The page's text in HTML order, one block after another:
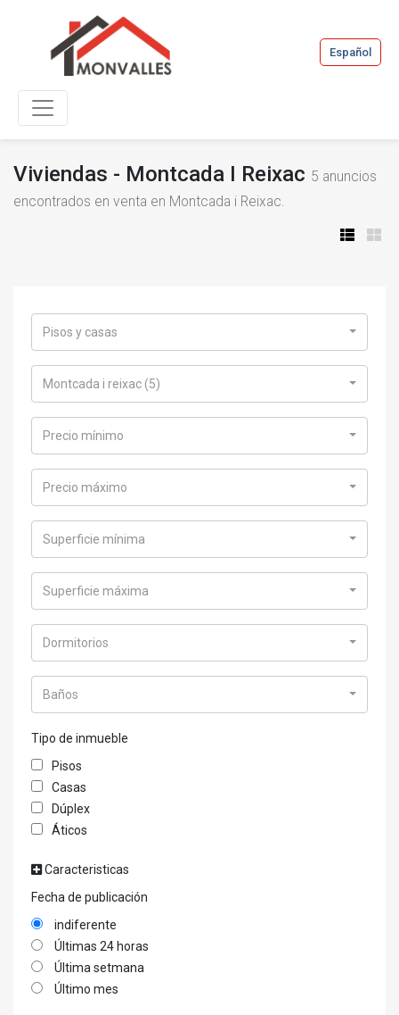
Español
Viviendas - Montcada I Reixac 5 anuncios
encontrados en venta en Montcada i Reixac.
Pisos y casas
Montcada i reixac (5)
Precio mínimo
Precio máximo
Superficie mínima
Superficie máxima
Dormitorios
Baños
Tipo de inmueble
Pisos
Casas
Dúplex
Áticos
Caracteristicas
Fecha de publicación
indiferente
Últimas 24 horas
Última setmana
Último mes